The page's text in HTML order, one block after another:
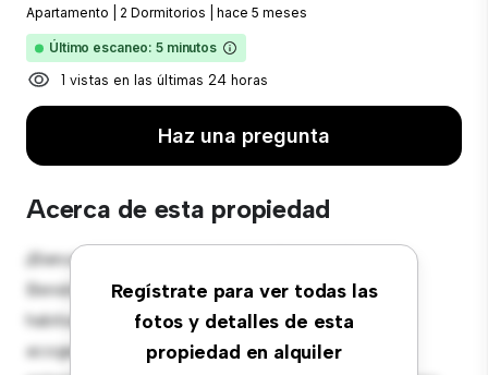
Apartamento 2 Dormitorios hace 5 meses
Último escaneo: 5 minutos
1 vistas en las últimas 24 horas
Haz una pregunta
Acerca de esta propiedad
Regístrate para ver todas las
fotos y detalles de esta
propiedad en alquiler
¡Bienvenido a tu nuevo hogar en Playa de Poniente,
Benidorm! Este moderno apartamento de 2
habitaciones ofrece un espacio de vida elegante y
acogedor. El diseño diáfano es perfecto para el